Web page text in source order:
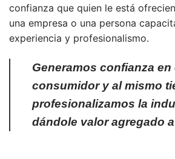
confianza que quien le está
una empresa o una persona
experiencia y profesionalismo.
Generamos confianza en
consumidor y al mismo
profesionalizamos la
dándole valor agregado